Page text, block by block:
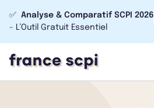
✅ Analyse & Comparatif SCPI 2026
- L’Outil Gratuit Essentiel